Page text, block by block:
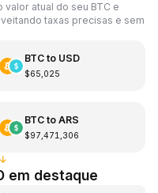
atual do seu BTC e
taxas precisas e sem
BTCto USD
$65,025
BTCto ARS
$97,471,306
↓
em destaque